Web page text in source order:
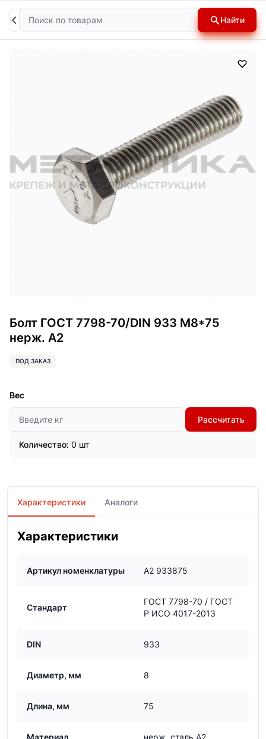
Поиск Найти
Болт ГОСТ 7798-70/DIN 933 М8*75
нерж. А2
ПОД ЗАКАЗ
Вес
Рассчитать
Количество: 0 шт
Характеристики Аналоги
Характеристики
Артикул номенклатуры А2 933875
Стандарт
ГОСТ 7798-70 / ГОСТ
Р ИСО 4017-2013
DIN 933
Диаметр, мм 8
Длина, мм 75
Материал нерж. сталь А2